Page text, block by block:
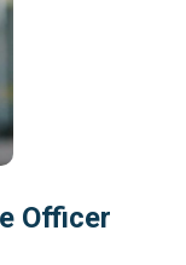
Officer